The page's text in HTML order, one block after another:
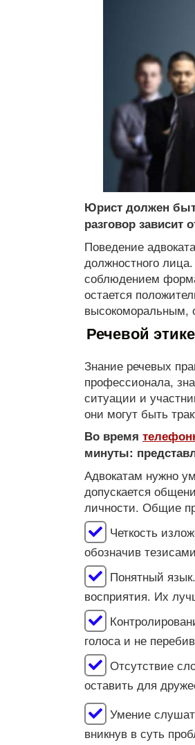
Юрист должен
разговор зависит
Поведение
должностного
соблюдением
остается
высокоморальным,
Речевой
Знание речевых
профессионала,
ситуации и
они могут быть
Во время
минуты:
Адвокатам нужно
допускается
личности. Общие
Четкость
обозначив
Понятный
восприятия. Их
голоса и не
Отсутствие
оставить для
Умение
вникнув в суть